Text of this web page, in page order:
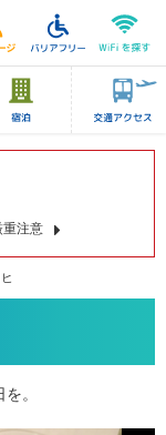
重注意
。